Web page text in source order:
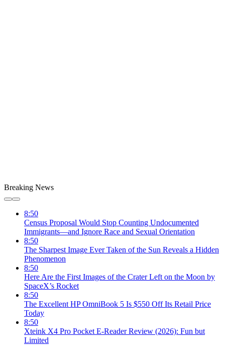
Breaking News
8:50
Census Proposal Would Stop Counting Undocumented
Immigrants—and Ignore Race and Sexual Orientation
8:50
The Sharpest Image Ever Taken of the Sun Reveals a Hidden
Phenomenon
8:50
Here Are the First Images of the Crater Left on the Moon by
SpaceX’s Rocket
8:50
The Excellent HP OmniBook 5 Is $550 Off Its Retail Price
Today
8:50
Xteink X4 Pro Pocket E-Reader Review (2026): Fun but
Limited